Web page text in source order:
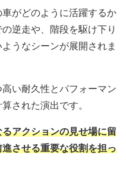
がどのように活躍するか
逆走や、階段を駆け下り
うなシーンが展開されま
い耐久性とパフォーマン
された演出です。
アクションの見せ場に留
させる重要な役割を担っ